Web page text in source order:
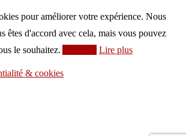
pour améliorer votre expérience. Nous
êtes d'accord avec cela, mais vous pouvez
le souhaitez.
Lire plus
& cookies